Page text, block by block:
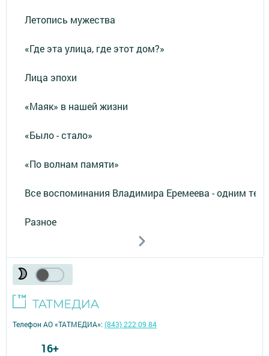
Летопись мужества
«Где эта улица, где этот дом?»
Лица эпохи
«Маяк» в нашей жизни
«Было - стало»
«По волнам памяти»
Все воспоминания Владимира Еремеева - одним
Разное
Телефон АО «ТАТМЕДИА»:(843) 222 09 84
16+